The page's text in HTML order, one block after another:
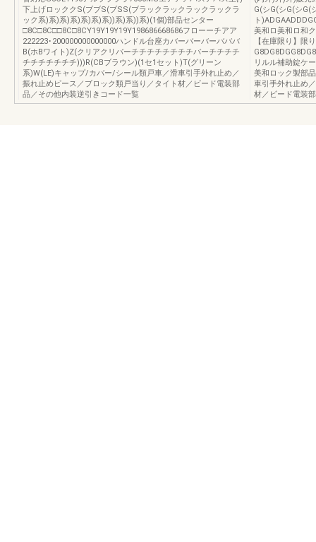
下上げロッククS(ブブS(ブSS(ブラックラックラックラックラ
ック系)系)系)系)系)系)系))系)系))系)(1個)部品センター
□8C□8C□□8C□8CY19Y19Y19Y198686668686フローーチアア
222223･200000000000000ハンドル台座カバーバーバーバババ
B(ホBワイト)Z(クリアクリバーチチチチチチチチバーチチチチ
チチチチチチチ)))R(CBブラウン)(1セ1セット)T(グリーン
系)W(LE)キャップ/カバー/シール類戸車／滑車引手外れ止め／
振れ止めピース／ブロック類戸当り／タイト材／ビード電装部
品／その他内装逆引きコード一覧
G(シG(シG(シG(
ト
美和ロ美和ロ和
【在庫限り】限
リルル補助錠ケ
美和ロック製部
車引手外れ止め
材／ビード電装